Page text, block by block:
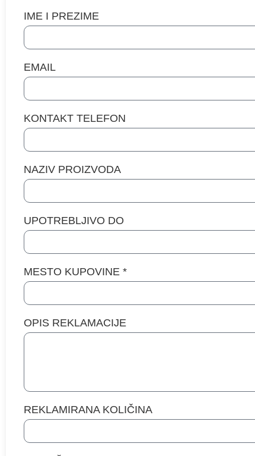
IME I PREZIME
EMAIL
KONTAKT TELEFON
NAZIV PROIZVODA
UPOTREBLJIVO DO
MESTO KUPOVINE *
OPIS REKLAMACIJE
REKLAMIRANA KOLIČINA